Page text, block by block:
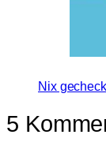
Nix
5